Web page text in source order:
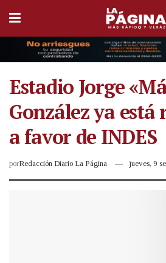
Estadio Jorge
González ya está
a favor de INDES
porRedacción Diario La Página jueves, 9